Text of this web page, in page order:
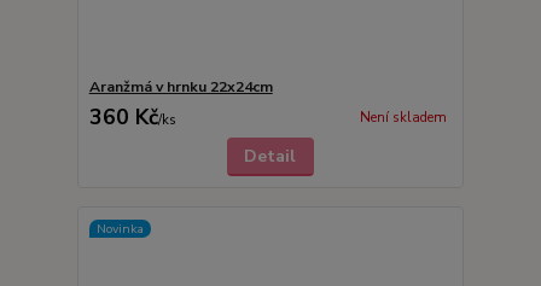
Aranžmá v hrnku 22x24cm
360 Kč/ks Není skladem
Detail
Novinka